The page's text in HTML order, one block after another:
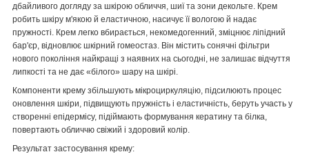
дбайливого догляду за шкірою обличчя, шиї та зони декольте. Крем
робить шкіру м'якою й еластичною, насичує її вологою й надає
пружності. Крем легко вбирається, некомедогенний, зміцнює ліпідний
бар'єр, відновлює шкірний гомеостаз. Він містить сонячні фільтри
нового покоління найкращі з наявних на сьогодні, не залишає відчуття
липкості та не дає «білого» шару на шкірі.
Компоненти крему збільшують мікроциркуляцію, підсилюють процес
оновлення шкіри, підвищують пружність і еластичність, беруть участь у
створенні епідермісу, підіймають формування кератину та білка,
повертають обличчю свіжий і здоровий колір.
Результат застосування крему: